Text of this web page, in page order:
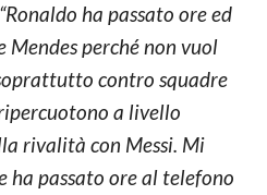
“Ronaldo ha passato ore ed
Mendes perché non vuol
contro squadre
a livello
rivalità con Messi. Mi
ha passato ore al telefono